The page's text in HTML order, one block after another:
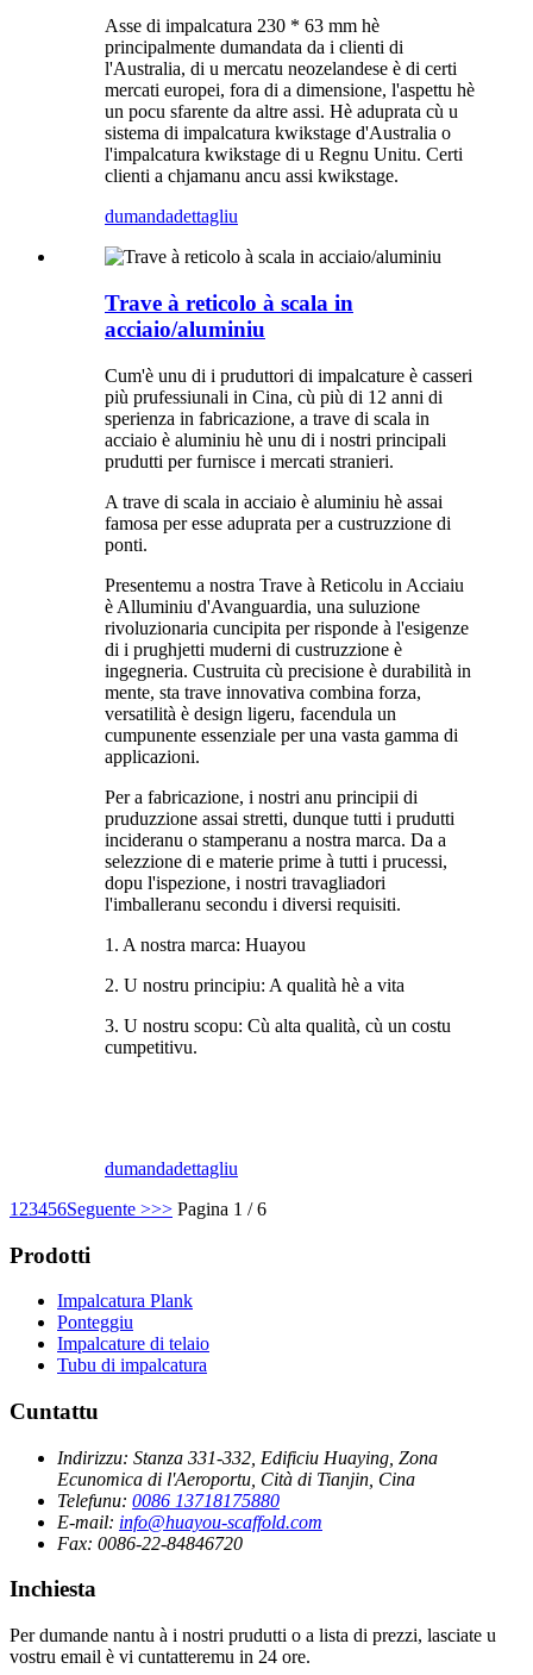
Asse di impalcatura 230 * 63 mm hè
principalmente dumandata da i clienti di
l'Australia, di u mercatu neozelandese è di certi
mercati europei, fora di a dimensione, l'aspettu hè
un pocu sfarente da altre assi. Hè aduprata cù u
sistema di impalcatura kwikstage d'Australia o
l'impalcatura kwikstage di u Regnu Unitu. Certi
clienti a chjamanu ancu assi kwikstage.
dumandadettagliu
Trave à reticolo à scala in
acciaio/aluminiu
Cum'è unu di i pruduttori di impalcature è casseri
più prufessiunali in Cina, cù più di 12 anni di
sperienza in fabricazione, a trave di scala in
acciaio è aluminiu hè unu di i nostri principali
prudutti per furnisce i mercati stranieri.
A trave di scala in acciaio è aluminiu hè assai
famosa per esse aduprata per a custruzzione di
ponti.
Presentemu a nostra Trave à Reticolu in Acciaiu
è Alluminiu d'Avanguardia, una suluzione
rivoluzionaria cuncipita per risponde à l'esigenze
di i prughjetti muderni di custruzzione è
ingegneria. Custruita cù precisione è durabilità in
mente, sta trave innovativa combina forza,
versatilità è design ligeru, facendula un
cumpunente essenziale per una vasta gamma di
applicazioni.
Per a fabricazione, i nostri anu principii di
pruduzzione assai stretti, dunque tutti i prudutti
incideranu o stamperanu a nostra marca. Da a
selezzione di e materie prime à tutti i prucessi,
dopu l'ispezione, i nostri travagliadori
l'imballeranu secondu i diversi requisiti.
1. A nostra marca: Huayou
2. U nostru principiu: A qualità hè a vita
3. U nostru scopu: Cù alta qualità, cù un costu
cumpetitivu.
dumandadettagliu
1 23456Seguente >>> Pagina 1 / 6
Prodotti
Impalcatura Plank
Ponteggiu
Impalcature di telaio
Tubu di impalcatura
Cuntattu
Indirizzu: Stanza 331-332, Edificiu Huaying, Zona
Ecunomica di l'Aeroportu, Cità di Tianjin, Cina
Telefunu: 0086 13718175880
E-mail: info@huayou-scaffold.com
Fax: 0086-22-84846720
Inchiesta
Per dumande nantu à i nostri prudutti o a lista di prezzi, lasciate u
vostru email è vi cuntatteremu in 24 ore.